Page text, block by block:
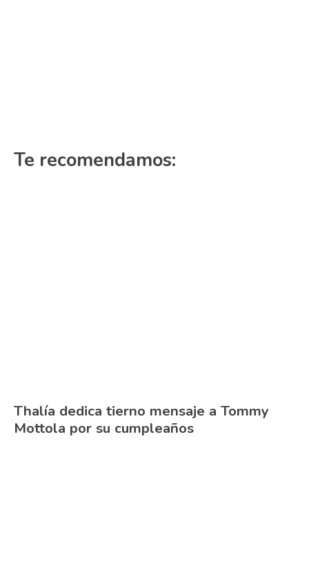
Te recomendamos:
Thalía dedica tierno mensaje a Tommy
Mottola por su cumpleaños